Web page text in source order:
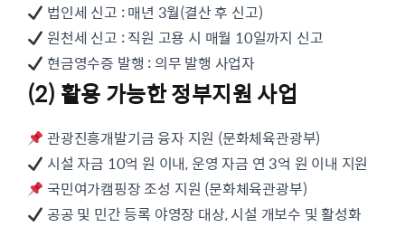
법인세 신고 : 매년 3월(결산 후 신고)
원천세 신고 : 직원 고용 시 매월 10일까지 신고
현금영수증 발행 : 의무 발행 사업자
(2) 활용 가능한 정부지원 사업
관광진흥개발기금 융자 지원 (문화체육관광부)
시설 자금 10억 원 이내, 운영 자금 연 3억 원 이내 지원
국민여가캠핑장 조성 지원 (문화체육관광부)
공공 및 민간 등록 야영장 대상, 시설 개보수 및 활성화